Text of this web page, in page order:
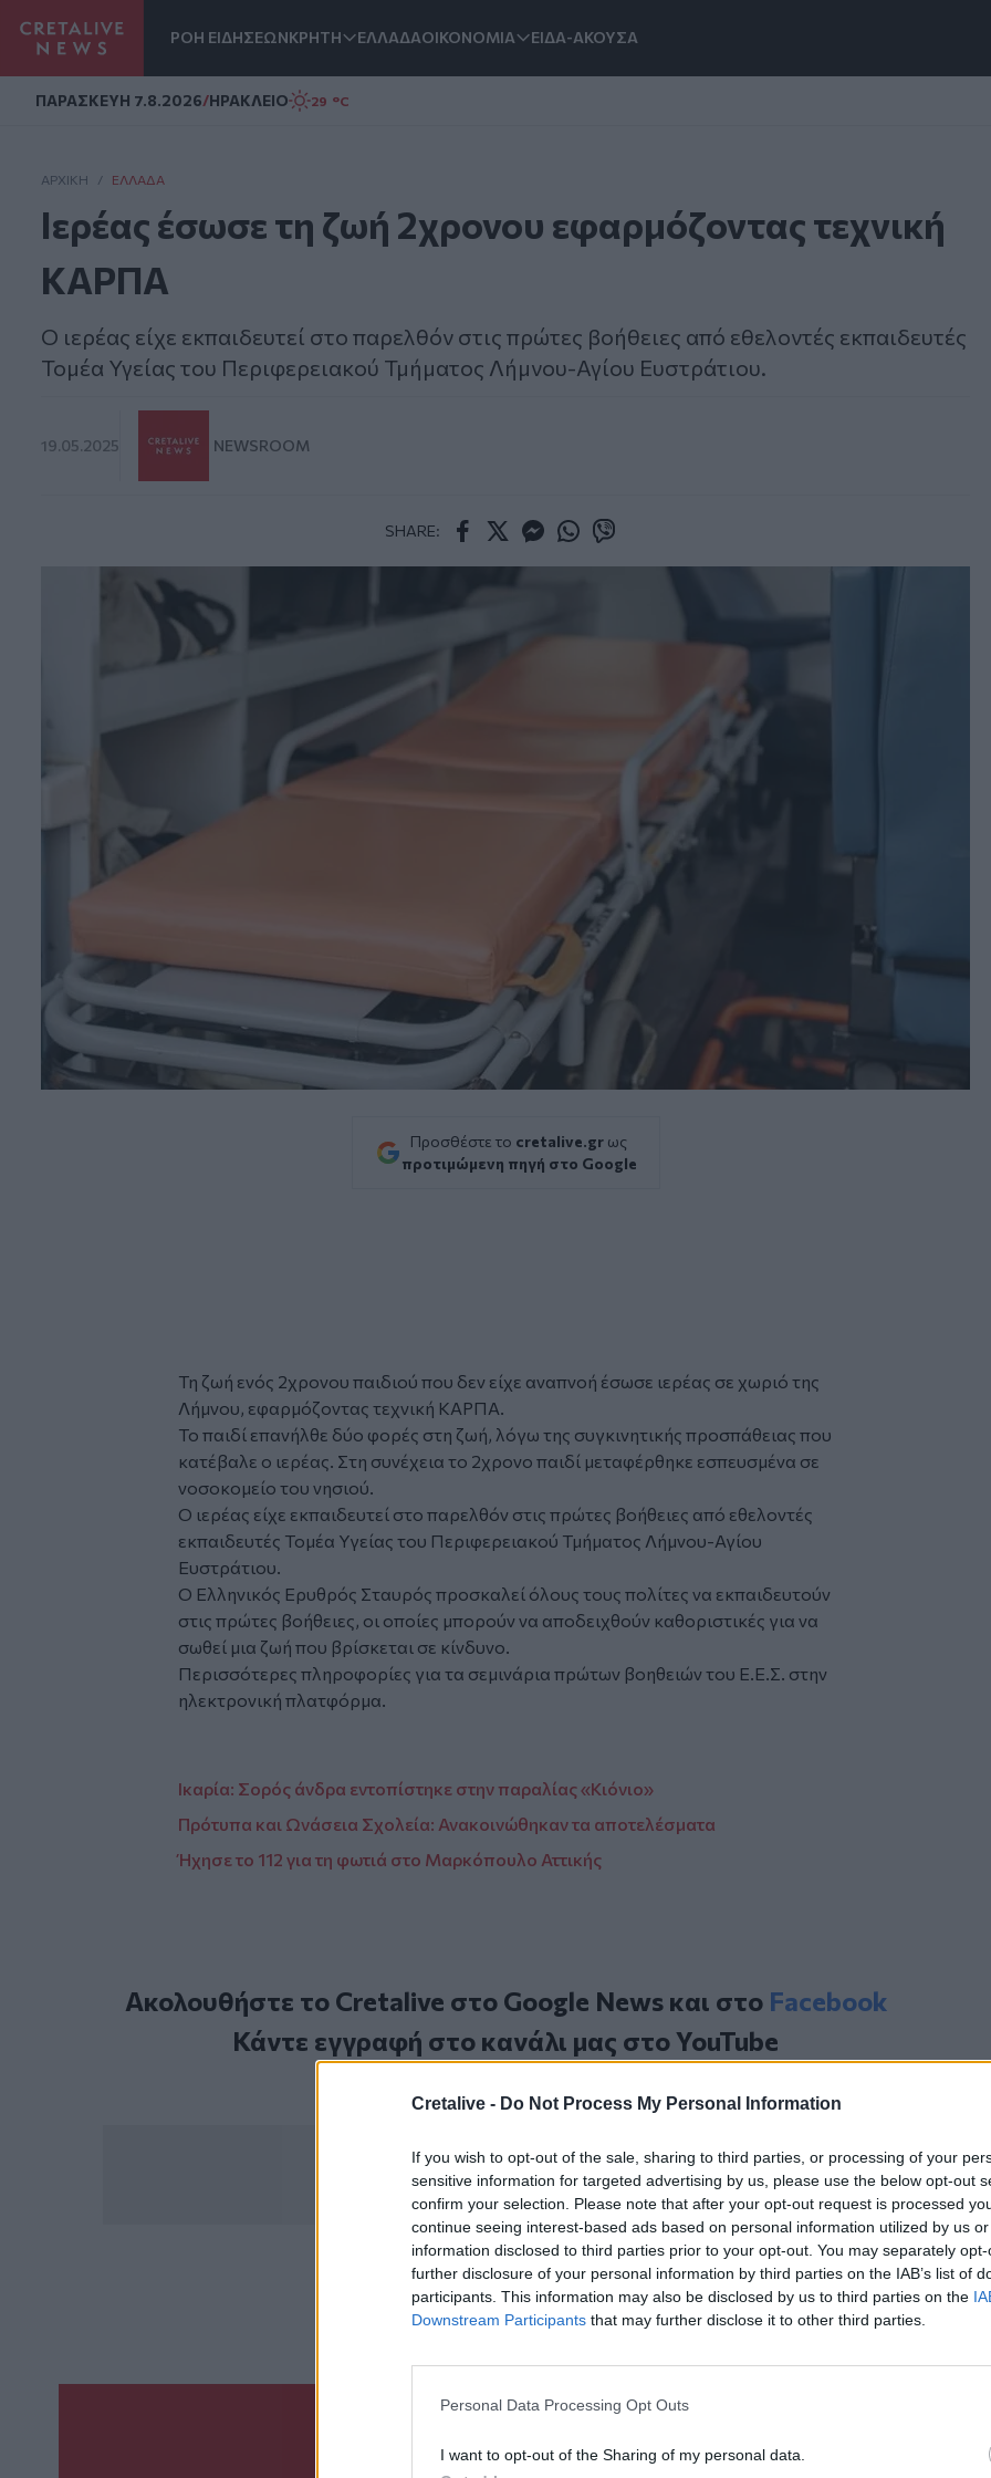
Cretalive - Do Not Process My Personal Information
If you wish to opt-out of the sale, sharing to third parties, or processing of your
sensitive information for targeted advertising by us, please use the below opt-out
confirm your selection. Please note that after your opt-out request is processed
continue seeing interest-based ads based on personal information utilized by us
information disclosed to third parties prior to your opt-out. You may separately
further disclosure of your personal information by third parties on the IAB’s list of
participants. This information may also be disclosed by us to third parties on the
Downstream Participants that may further disclose it to other third parties.
Personal Data Processing Opt Outs
I want to opt-out of the Sharing of my personal data.
ΡΟΗ ΕΙΔΗΣΕΩΝΚΡΗΤΗ ΕΛΛΑΔΑΟΙΚΟΝΟΜΙΑ ΕΙΔΑ-ΑΚΟΥΣΑ
ΠΑΡΑΣΚΕΥΗ 7.8.2026/ΗΡΑΚΛΕΙΟ 29 °C
ΑΡΧΙΚΗ / ΕΛΛΆΔΑ
Ιερέας έσωσε τη ζωή 2χρονου εφαρμόζοντας τεχνική
ΚΑΡΠΑ
Ο ιερέας είχε εκπαιδευτεί στο παρελθόν στις πρώτες βοήθειες από εθελοντές εκπαιδευτές
Τομέα Υγείας του Περιφερειακού Τμήματος Λήμνου-Αγίου Ευστράτιου.
19.05.2025 NEWSROOM
SHARE:
Προσθέστε το cretalive.gr ως
προτιμώμενη πηγή στο Google
Τη ζωή ενός 2χρονου παιδιού που δεν είχε αναπνοή έσωσε ιερέας σε χωριό της
Λήμνου, εφαρμόζοντας τεχνική ΚΑΡΠΑ.
Το παιδί επανήλθε δύο φορές στη ζωή, λόγω της συγκινητικής προσπάθειας που
κατέβαλε ο ιερέας. Στη συνέχεια το 2χρονο παιδί μεταφέρθηκε εσπευσμένα σε
νοσοκομείο του νησιού.
Ο ιερέας είχε εκπαιδευτεί στο παρελθόν στις πρώτες βοήθειες από εθελοντές
εκπαιδευτές Τομέα Υγείας του Περιφερειακού Τμήματος Λήμνου-Αγίου
Ευστράτιου.
O Ελληνικός Ερυθρός Σταυρός προσκαλεί όλους τους πολίτες να εκπαιδευτούν
στις πρώτες βοήθειες, οι οποίες μπορούν να αποδειχθούν καθοριστικές για να
σωθεί μια ζωή που βρίσκεται σε κίνδυνο.
Περισσότερες πληροφορίες για τα σεμινάρια πρώτων βοηθειών του Ε.Ε.Σ. στην
ηλεκτρονική πλατφόρμα.
Ικαρία: Σορός άνδρα εντοπίστηκε στην παραλίας «Κιόνιο»
Πρότυπα και Ωνάσεια Σχολεία: Ανακοινώθηκαν τα αποτελέσματα
Ήχησε το 112 για τη φωτιά στο Μαρκόπουλο Αττικής
Ακολουθήστε το Cretalive στο Google Newsκαι στο Facebook
Κάντε εγγραφή στο κανάλι μας στοYouTube
ΣΧΕΤΙΚΆ TAGS
Ιερέας
Γίνε ο ρεπόρτερ του CRETALIVE
ΣΤΕΊΛΕ ΤΗΝ ΕΊΔΗΣΗ